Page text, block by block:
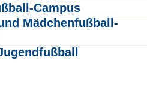
Campus
Mädchenfußball-